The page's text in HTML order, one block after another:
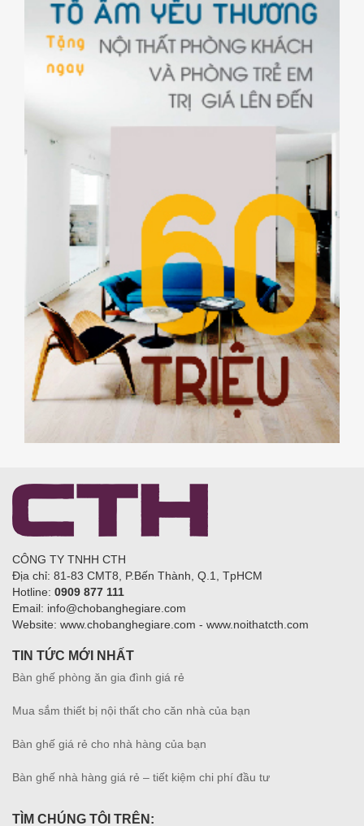
CÔNG TY TNHH CTH
Địa chỉ: 81-83 CMT8, P.Bến Thành, Q.1, TpHCM
Hotline: 0909 877 111
Email: info@chobanghegiare.com
Website: www.chobanghegiare.com - www.noithatcth.com
TIN TỨC MỚI NHẤT
Bàn ghế phòng ăn gia đình giá rẻ
Mua sắm thiết bị nội thất cho căn nhà của bạn
Bàn ghế giá rẻ cho nhà hàng của bạn
Bàn ghế nhà hàng giá rẻ – tiết kiệm chi phí đầu tư
TÌM CHÚNG TÔI TRÊN: